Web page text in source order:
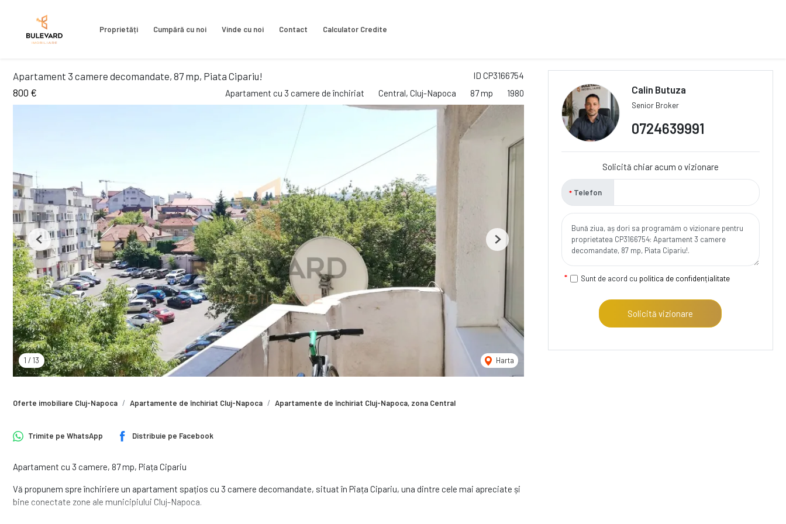
Proprietăți Cumpără cu noi Vinde cu noi Contact Calculator Credite
ID CP3166754
Apartament 3 camere decomandate, 87 mp, Piata Cipariu!
800 €
Apartament cu 3 camere de închiriat Central, Cluj-Napoca 87 mp 1980
1 / 13 Harta
Previous Next
Oferte imobiliare Cluj-Napoca Apartamente de închiriat Cluj-Napoca Apartamente de închiriat Cluj-Napoca, zona Central
Trimite pe WhatsApp Distribuie pe Facebook
Apartament cu 3 camere, 87 mp, Piața Cipariu
Vă propunem spre închiriere un apartament spațios cu 3 camere decomandate, situat în Piața Cipariu, una dintre cele mai apreciate și
bine conectate zone ale municipiului Cluj-Napoca.
Calin Butuza
Senior Broker
0724639991
Solicită chiar acum o vizionare
Telefon
Sunt de acord cu politica de confidențialitate
Solicită vizionare